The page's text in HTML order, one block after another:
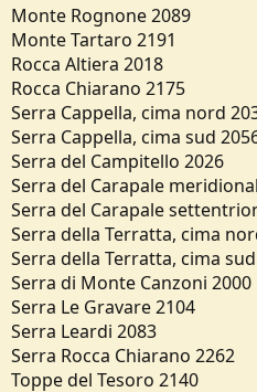
Monte Rognone 2089
Monte Tartaro 2191
Rocca Altiera 2018
Rocca Chiarano 2175
Serra Cappella, cima nord
Serra Cappella, cima sud
Serra del Campitello 2026
Serra del Carapale
Serra del Carapale
Serra della Terratta, cima
Serra della Terratta, cima
Serra di Monte Canzoni 2000
Serra Le Gravare 2104
Serra Leardi 2083
Serra Rocca Chiarano 2262
Toppe del Tesoro 2140